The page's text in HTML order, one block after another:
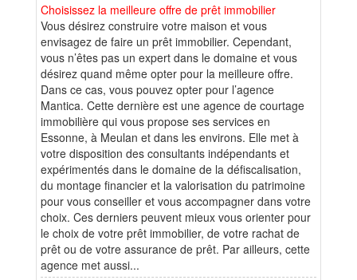
Choisissez la meilleure offre de prêt immobilier
Vous désirez construire votre maison et vous
envisagez de faire un prêt immobilier. Cependant,
vous n’êtes pas un expert dans le domaine et vous
désirez quand même opter pour la meilleure offre.
Dans ce cas, vous pouvez opter pour l’agence
Mantica. Cette dernière est une agence de courtage
immobilière qui vous propose ses services en
Essonne, à Meulan et dans les environs. Elle met à
votre disposition des consultants indépendants et
expérimentés dans le domaine de la défiscalisation,
du montage financier et la valorisation du patrimoine
pour vous conseiller et vous accompagner dans votre
choix. Ces derniers peuvent mieux vous orienter pour
le choix de votre prêt immobilier, de votre rachat de
prêt ou de votre assurance de prêt. Par ailleurs, cette
agence met aussi...